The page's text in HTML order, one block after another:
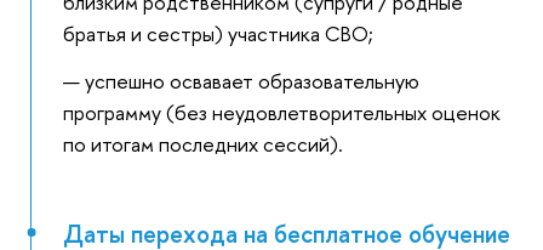
братья и сестры) участника СВО;
успешно освавает образовательную
программу (без неудовлетворительных оценок
по итогам последних сессий).
Даты перехода на бесплатное обучение